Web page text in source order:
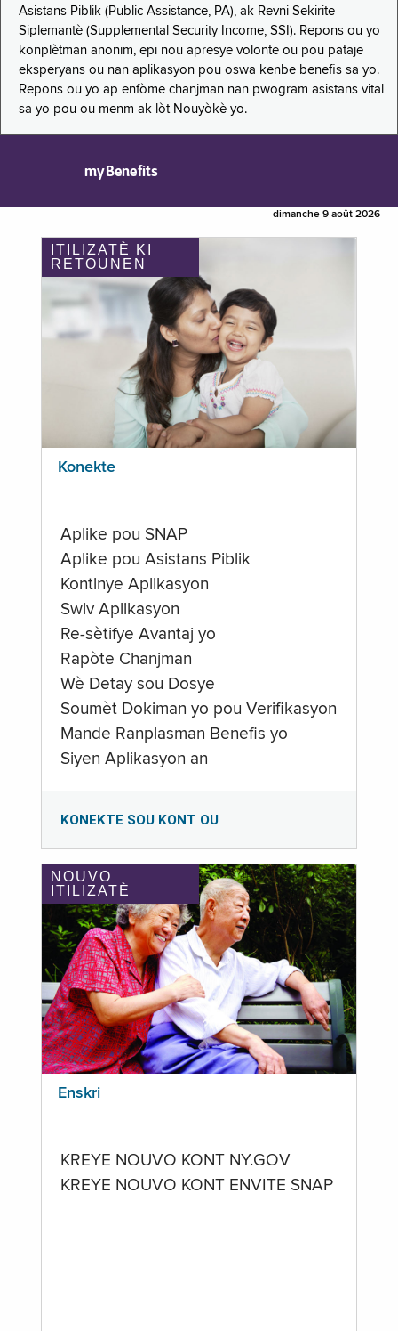
Asistans Piblik (Public Assistance, PA), ak Revni Sekirite
Siplemantè (Supplemental Security Income, SSI). Repons ou yo
konplètman anonim, epi nou apresye volonte ou pou pataje
eksperyans ou nan aplikasyon pou oswa kenbe benefis sa yo.
Repons ou yo ap enfòme chanjman nan pwogram asistans vital
sa yo pou ou menm ak lòt Nouyòkè yo.
myBenefits
dimanche 9 août 2026
ITILIZATÈ KI
RETOUNEN
Konekte
Aplike pou SNAP
Aplike pou Asistans Piblik
Kontinye Aplikasyon
Swiv Aplikasyon
Re-sètifye Avantaj yo
Rapòte Chanjman
Wè Detay sou Dosye
Soumèt Dokiman yo pou Verifikasyon
Mande Ranplasman Benefis yo
Siyen Aplikasyon an
KONEKTE SOU KONT OU
NOUVO
ITILIZATÈ
Enskri
KREYE NOUVO KONT NY.GOV
KREYE NOUVO KONT ENVITE SNAP